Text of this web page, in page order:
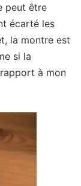
peut être
écarté les
la montre est
si la
à mon